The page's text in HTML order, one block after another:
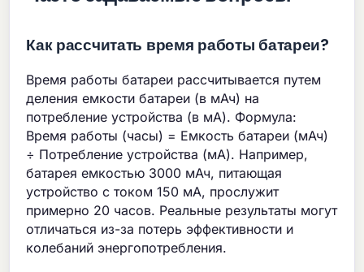
Как рассчитать время работы батареи?
Время работы батареи рассчитывается путем
деления емкости батареи (в мАч) на
потребление устройства (в мА). Формула:
Время работы (часы) = Емкость батареи (мАч)
÷ Потребление устройства (мА). Например,
батарея емкостью 3000 мАч, питающая
устройство с током 150 мА, прослужит
примерно 20 часов. Реальные результаты могут
отличаться из-за потерь эффективности и
колебаний энергопотребления.